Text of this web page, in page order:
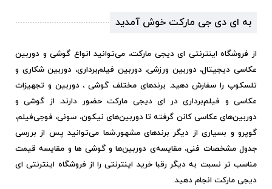
به ای دی جی مارکت خوش آمدید
از فروشگاه اینترنتی ای دیجی مارکت، می‌توانید انواع گوشی و دوربین
عکاسی دیجیتال، دوربین ورزشی، دوربین فیلم‌برداری، دوربین شکاری و
تلسکوپ را سفارش دهید. برندهای مختلف گوشی ، دوربین و تجهیزات
عکاسی و فیلم‌برداری در ای دیجی مارکت حضور دارند. از گوشی و
دوربین‌های عکاسی کانن گرفته تا دوربین‌های نیکون، سونی، فوجی‌فیلم،
گوپرو و بسیاری از دیگر برندهای مشهور.شما می‌توانید پس از بررسی
جدول مشخصات فنی، مقایسه‌ی دوربین‌ها و گوشی ها و مقایسه قیمت
مناسب تر نسبت به دیگر رقبا خرید اینترنتی را از فروشگاه اینترنتی ای
دیجی مارکت انجام دهید.